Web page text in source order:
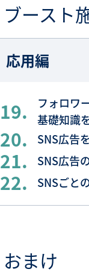
ブースト
応用編
19.
フォロワ
基礎知識
20. SNS広告
21. SNS広告
22. SNSごと
おまけ